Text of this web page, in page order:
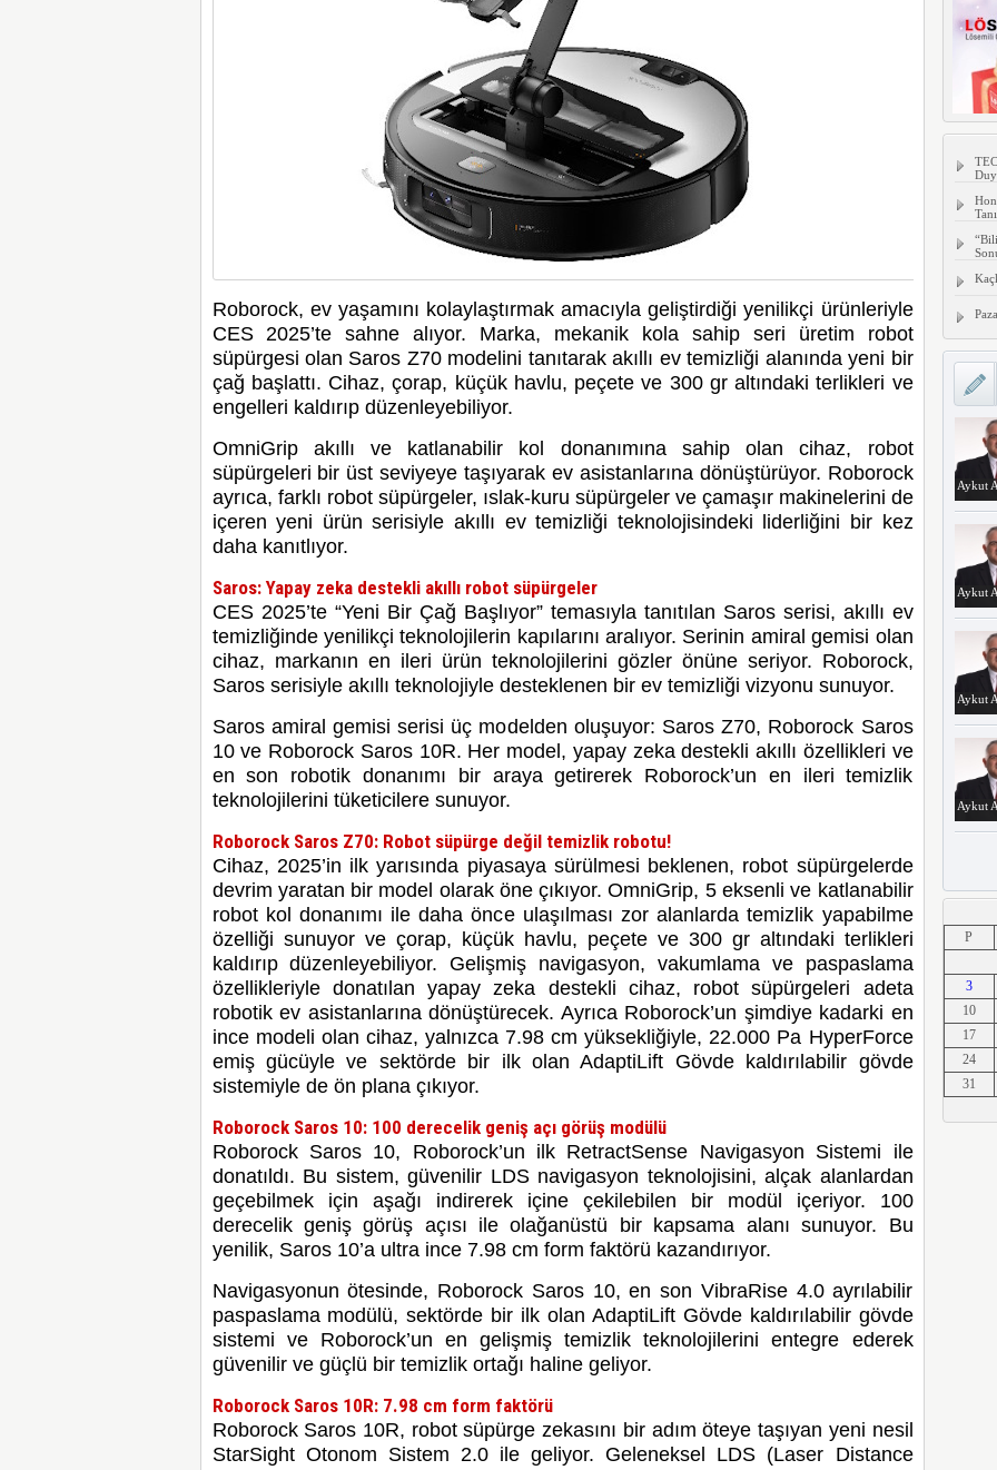
Roborock, ev yaşamını kolaylaştırmak amacıyla geliştirdiği yenilikçi ürünleriyle
CES 2025’te sahne alıyor. Marka, mekanik kola sahip seri üretim robot
süpürgesi olan Saros Z70 modelini tanıtarak akıllı ev temizliği alanında yeni bir
çağ başlattı. Cihaz, çorap, küçük havlu, peçete ve 300 gr altındaki terlikleri ve
engelleri kaldırıp düzenleyebiliyor.
OmniGrip akıllı ve katlanabilir kol donanımına sahip olan cihaz, robot
süpürgeleri bir üst seviyeye taşıyarak ev asistanlarına dönüştürüyor. Roborock
ayrıca, farklı robot süpürgeler, ıslak-kuru süpürgeler ve çamaşır makinelerini de
içeren yeni ürün serisiyle akıllı ev temizliği teknolojisindeki liderliğini bir kez
daha kanıtlıyor.
Saros: Yapay zeka destekli akıllı robot süpürgeler
CES 2025’te “Yeni Bir Çağ Başlıyor” temasıyla tanıtılan Saros serisi, akıllı ev
temizliğinde yenilikçi teknolojilerin kapılarını aralıyor. Serinin amiral gemisi olan
cihaz, markanın en ileri ürün teknolojilerini gözler önüne seriyor. Roborock,
Saros serisiyle akıllı teknolojiyle desteklenen bir ev temizliği vizyonu sunuyor.
Saros amiral gemisi serisi üç modelden oluşuyor: Saros Z70, Roborock Saros
10 ve Roborock Saros 10R. Her model, yapay zeka destekli akıllı özellikleri ve
en son robotik donanımı bir araya getirerek Roborock’un en ileri temizlik
teknolojilerini tüketicilere sunuyor.
Roborock Saros Z70: Robot süpürge değil temizlik robotu!
Cihaz, 2025’in ilk yarısında piyasaya sürülmesi beklenen, robot süpürgelerde
devrim yaratan bir model olarak öne çıkıyor. OmniGrip, 5 eksenli ve katlanabilir
robot kol donanımı ile daha önce ulaşılması zor alanlarda temizlik yapabilme
özelliği sunuyor ve çorap, küçük havlu, peçete ve 300 gr altındaki terlikleri
kaldırıp düzenleyebiliyor. Gelişmiş navigasyon, vakumlama ve paspaslama
özellikleriyle donatılan yapay zeka destekli cihaz, robot süpürgeleri adeta
robotik ev asistanlarına dönüştürecek. Ayrıca Roborock’un şimdiye kadarki en
ince modeli olan cihaz, yalnızca 7.98 cm yüksekliğiyle, 22.000 Pa HyperForce
emiş gücüyle ve sektörde bir ilk olan AdaptiLift Gövde
kaldırılabilir gövde
sistemiyle de ön plana çıkıyor.
Roborock Saros 10: 100 derecelik geniş açı görüş modülü
Roborock Saros 10, Roborock’un ilk RetractSense Navigasyon Sistemi ile
donatıldı. Bu sistem, güvenilir LDS navigasyon teknolojisini, alçak alanlardan
geçebilmek için aşağı indirerek içine çekilebilen bir modül içeriyor. 100
derecelik geniş görüş açısı ile olağanüstü bir kapsama alanı sunuyor. Bu
yenilik, Saros 10’a ultra ince 7.98 cm form faktörü kazandırıyor.
Navigasyonun ötesinde, Roborock Saros 10, en son VibraRise 4.0 ayrılabilir
paspaslama modülü, sektörde bir ilk olan AdaptiLift Gövde kaldırılabilir gövde
sistemi ve Roborock’un en gelişmiş temizlik teknolojilerini entegre ederek
güvenilir ve güçlü bir temizlik ortağı haline geliyor.
Roborock Saros 10R: 7.98 cm form faktörü
Roborock Saros 10R, robot süpürge zekasını bir adım öteye taşıyan yeni nesil
StarSight Otonom Sistem 2.0 ile geliyor. Geleneksel LDS (Laser Distance
Aykut
Aykut
Aykut
Aykut
Erkut
Erkut
P
3
10
17
24
31